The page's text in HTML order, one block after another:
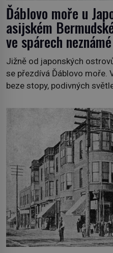
Ďáblovo moře u
asijském
ve spárech
Jižně od japonských
se přezdívá Ďáblovo moře.
beze stopy, podivných
dávných legendách. Je
skutečně prokletým
nebezpečná příroda
nejpůsobivějších